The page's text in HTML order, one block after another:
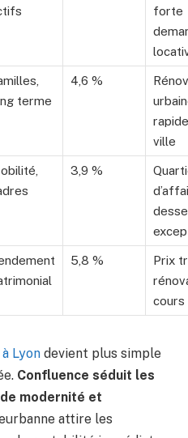
forte
terme
4,6 %
ville
3,9 %
5,8 %
Prix
cours
Lyon devient plus simple
Confluence séduit les
modernité et
attire les